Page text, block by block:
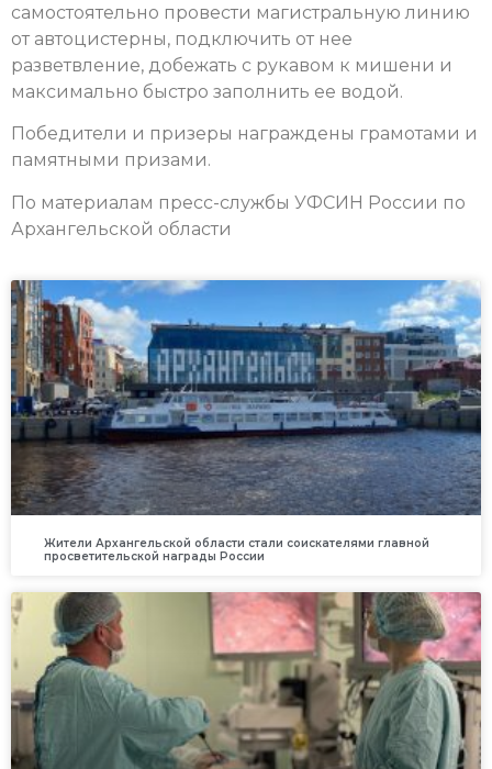
самостоятельно провести магистральную линию
от автоцистерны, подключить от нее
разветвление, добежать с рукавом к мишени и
максимально быстро заполнить ее водой.
Победители и призеры награждены грамотами и
памятными призами.
По материалам пресс-службы УФСИН России по
Архангельской области
Жители Архангельской области стали соискателями главной
просветительской награды России